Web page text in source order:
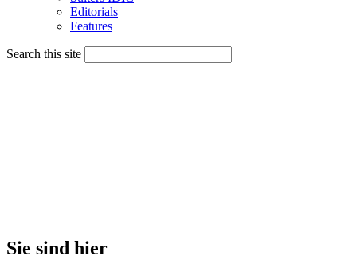
Editorials
Features
Search this site
Sie sind hier